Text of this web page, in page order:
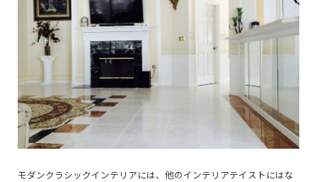
モダンクラシックインテリアには、他のインテリアテイストにはな